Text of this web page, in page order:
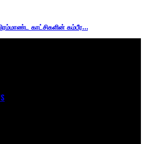
பிரம்மாண்ட காட்சிகளின் கம்பீர…